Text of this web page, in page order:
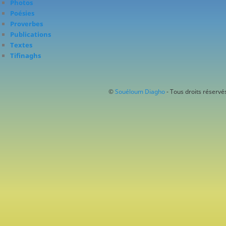
Photos
Poésies
Proverbes
Publications
Textes
Tifinaghs
© Souéloum Diagho- Tous droits